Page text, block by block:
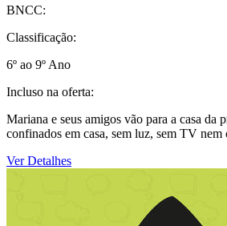
BNCC:
Classificação:
6º ao 9º Ano
Incluso na oferta:
Mariana e seus amigos vão para a casa
confinados em casa, sem luz, sem TV
Ver Detalhes